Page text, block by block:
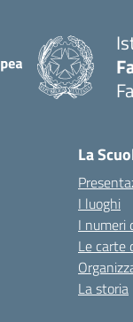
La
I luoghi
I numeri
Le carte
La storia